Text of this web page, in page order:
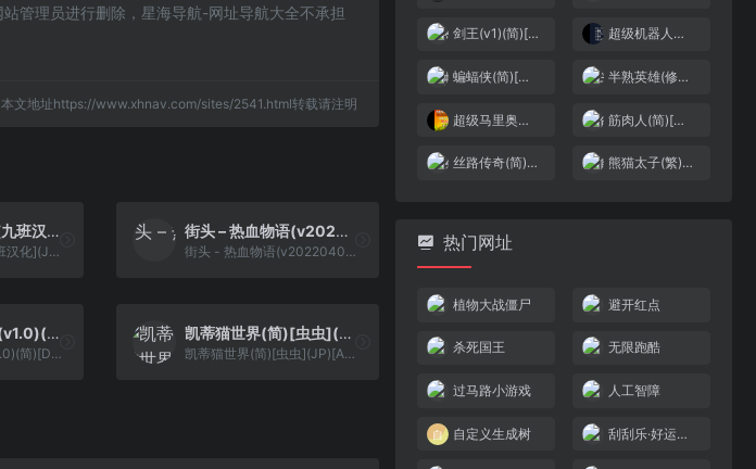
管理员进行删除，星海导航-网址导航大全不承担
本文地址https://www.xhnav.com/sites/2541.html转载请注明
猫之狂欢(v1.0)[九班汉化](JP)[ACT](0.18Mb)
猫之狂欢(v1.0)[九班汉化](JP)[ACT](0.18Mb)
街头 – 热血物语(v20220407)(简)[asiwish](JP)[ACT](2Mb)
街头 - 热血物语(v20220407)(简)[asiwish](JP)[ACT](2Mb)
大力工头阿源君(v1.0)(简)[DMG](JP)[ACT](3Mb)
大力工头阿源君(v1.0)(简)[DMG](JP)[ACT](3Mb)
凯蒂猫世界(简)[虫虫](JP)[ACT](0.5Mb)
凯蒂猫世界(简)[虫虫](JP)[ACT](0.5Mb)
剑王(v1)(简)[高伟](US)[ACT](2Mb) 超级机器人大战A[盗版](简)(JP)(64Mb)
蝙蝠侠(简)[汉化你妹](JP)[ACT](3Mb) 半熟英雄(修正版)(简)[外星科技+寒雪使者](JP)[SLG](2Mb)
超级马里奥弹珠台[天使汉化组&漫游](繁)(JP)(64.81Mb) 筋肉人(简)[高伟](JP)[FTG](0.18Mb)
丝路传奇(简)[恒格电子](CN)[RPG](8Mb) 熊猫太子(繁)[dragon2snow](CN)[ACT](4Mb)
热门网址
植物大战僵尸 避开红点
杀死国王 无限跑酷
过马路小游戏 人工智障
自定义生成树 刮刮乐·好运十倍